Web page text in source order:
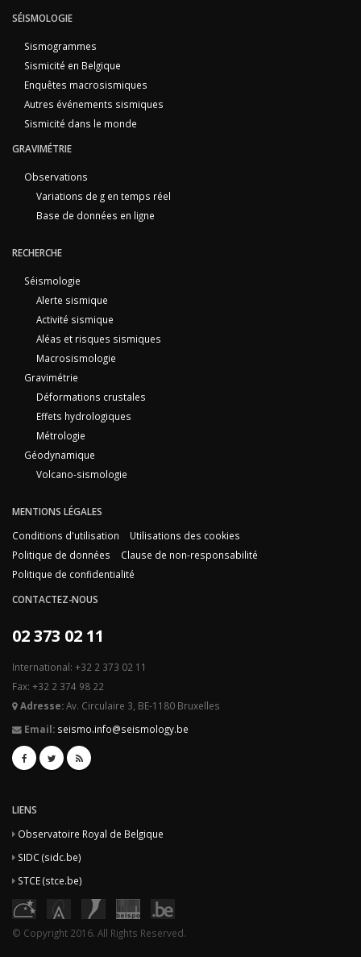
SÉISMOLOGIE
Sismogrammes
Sismicité en Belgique
Enquêtes macrosismiques
Autres événements sismiques
Sismicité dans le monde
GRAVIMÉTRIE
Observations
Variations de g en temps réel
Base de données en ligne
RECHERCHE
Séismologie
Alerte sismique
Activité sismique
Aléas et risques sismiques
Macrosismologie
Gravimétrie
Déformations crustales
Effets hydrologiques
Métrologie
Géodynamique
Volcano-sismologie
MENTIONS LÉGALES
Conditions d'utilisation
Utilisations des cookies
Politique de données
Clause de non-responsabilité
Politique de confidentialité
CONTACTEZ-NOUS
02 373 02 11
International: +32 2 373 02 11
Fax: +32 2 374 98 22
Adresse:Av. Circulaire 3, BE-1180 Bruxelles
Email: seismo.info@seismology.be
LIENS
Observatoire Royal de Belgique
SIDC (sidc.be)
STCE (stce.be)
© Copyright 2016. All Rights Reserved.